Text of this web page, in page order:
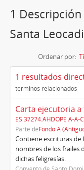
1
Santa
Ordenar por:
1 resultados
términos relacionados
ES 37274.AHDOPE A-A-
Parte deFondo A
Contiene escrituras de
nombres de los frailes
dichas feligresías.